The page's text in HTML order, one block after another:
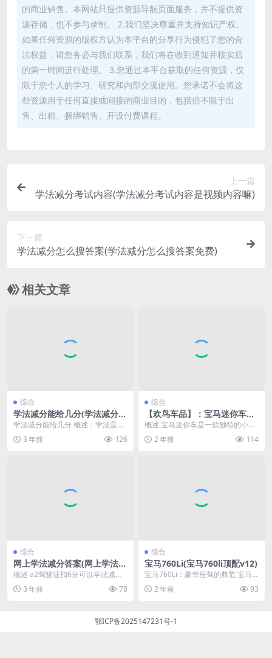
的商业销售。本网站只提供资源导航页面服务，并不提供资
源存储，也不参与录制。 2.我们坚决尊重并支持知识产权。
如果任何资源的版权方认为本平台的分享行为侵犯了您的合
法权益，请您务必与我们联系，我们将在收到通知并核实后
的第一时间进行处理。 3.您通过本平台获取的任何资源，仅
限于您个人的学习、研究和内部交流使用。您承诺不会将这
些资源用于任何直接或间接的商业目的，包括但不限于出
售、出租、捆绑销售、开设付费课程。
上一篇
学法减分考试内容(学法减分考试内容是视频内容嘛)
下一篇
学法减分怎么搜答案(学法减分怎么搜答案免费)
相关文章
综合
学法减分能给几分(学法减分怎
么秒出答案)
学法减分能给几分 概述：学法是一
种常见的学习方法，它可以帮助学
生更好地掌握知识和...
3 年前 126
综合
【欢鸟车品】：宝马迷你车报
价(宝马迷你车报价及参数)
概述 宝马迷你车是一款独特的小型
车型，以时尚的外观设计和卓越的
性能而闻名。该车型...
2 年前 114
综合
网上学法减分答案(网上学法减
分答案200道题)
概述 a2驾驶证扣6分可以学法减分
吗 在当今信息爆炸的时代，越来越
多的人选择在网...
3 年前 78
综合
宝马760Li(宝马760li顶配v12)
宝马760Li：豪华座驾的典范 宝马7
60Li作为宝马7系车型中的旗舰车
型，以其...
2 年前 93
鄂ICP备2025147231号-1